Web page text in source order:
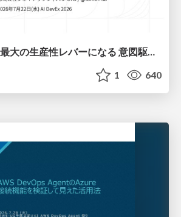
AI時代に設計が 最大の生産性レバーになる 意図駆動開発とデータを消さない設計｜Don't Delete Your Data or Your Intent — Design as the Deepest Lever in the AI Era
1 640